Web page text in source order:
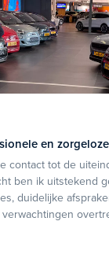
en
contact tot de
ben ik uitstekend
duidelijke